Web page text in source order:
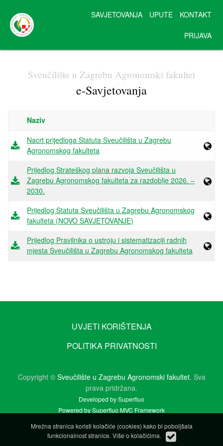
SAVJETOVANJA UPUTE KONTAKT
PRIJAVA
Sveučilište u Zagrebu Agronomski fakultet
e-Savjetovanja
Naziv
Nacrt prijedloga Statuta Sveučilišta u Zagrebu
Agronomskog fakulteta
Prijedlog Strateškog plana razvoja Sveučilišta u
Zagrebu Agronomskog fakulteta za razdoblje 2026. –
2030.
Prijedlog Statuta Sveučilišta u Zagrebu Agronomskog
fakulteta (NOVO SAVJETOVANJE)
Prijedlog Pravilnika o ustroju i sistematizaciji radnih
mjesta Sveučilišta u Zagrebu Agronomskog fakulteta
UVJETI KORIŠTENJA
POLITIKA PRIVATNOSTI
Copyright © Sveučilište u Zagrebu Agronomski fakultet. Sva
prava pridržana.
Developed by Superfluo
Powered by Superfluo MVC Framework
Mrežna stranica koristi kolačiće (cookies) kako bi poboljšala
funkcionalnost stranice. Više o kolačićima.